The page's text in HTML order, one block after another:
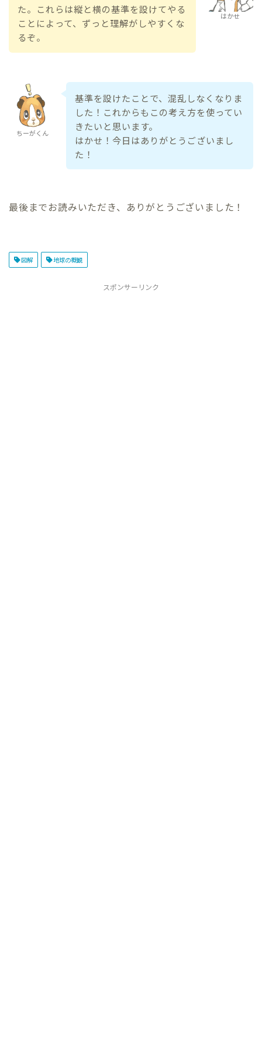
はかせ
た。これらは縦と横の基準を設けてやる
ことによって、ずっと理解がしやすくな
るぞ。
ちーがくん
基準を設けたことで、混乱しなくなりま
した！これからもこの考え方を使ってい
きたいと思います。
はかせ！今日はありがとうございまし
た！
最後までお読みいただき、ありがとうございました！
図解 地球の概観
スポンサーリンク